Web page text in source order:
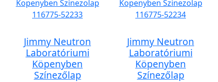
Jimmy Neutron
Laboratóriumi
Köpenyben
Színezőlap
Jimmy Neutron
Laboratóriumi
Köpenyben
Színezőlap